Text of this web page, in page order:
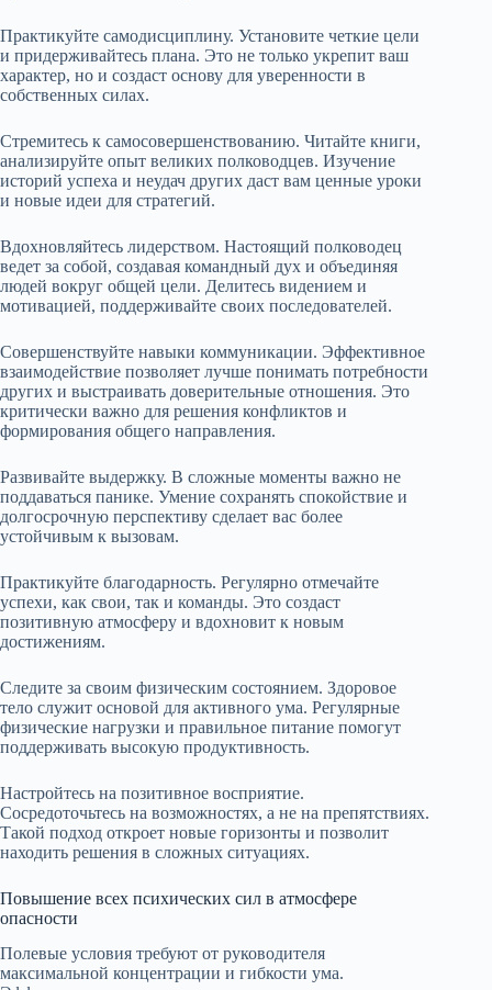
Практикуйте самодисциплину. Установите четкие цели
и придерживайтесь плана. Это не только укрепит ваш
характер, но и создаст основу для уверенности в
собственных силах.
Стремитесь к самосовершенствованию. Читайте книги,
анализируйте опыт великих полководцев. Изучение
историй успеха и неудач других даст вам ценные уроки
и новые идеи для стратегий.
Вдохновляйтесь лидерством. Настоящий полководец
ведет за собой, создавая командный дух и объединяя
людей вокруг общей цели. Делитесь видением и
мотивацией, поддерживайте своих последователей.
Совершенствуйте навыки коммуникации. Эффективное
взаимодействие позволяет лучше понимать потребности
других и выстраивать доверительные отношения. Это
критически важно для решения конфликтов и
формирования общего направления.
Развивайте выдержку. В сложные моменты важно не
поддаваться панике. Умение сохранять спокойствие и
долгосрочную перспективу сделает вас более
устойчивым к вызовам.
Практикуйте благодарность. Регулярно отмечайте
успехи, как свои, так и команды. Это создаст
позитивную атмосферу и вдохновит к новым
достижениям.
Следите за своим физическим состоянием. Здоровое
тело служит основой для активного ума. Регулярные
физические нагрузки и правильное питание помогут
поддерживать высокую продуктивность.
Настройтесь на позитивное восприятие.
Сосредоточьтесь на возможностях, а не на препятствиях.
Такой подход откроет новые горизонты и позволит
находить решения в сложных ситуациях.
Повышение всех психических сил в атмосфере
опасности
Полевые условия требуют от руководителя
максимальной концентрации и гибкости ума.